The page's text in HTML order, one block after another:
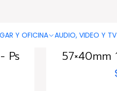
Y OFICINA AUDIO, VIDEO Y TV
Ps
4 Rollos
57×40mm